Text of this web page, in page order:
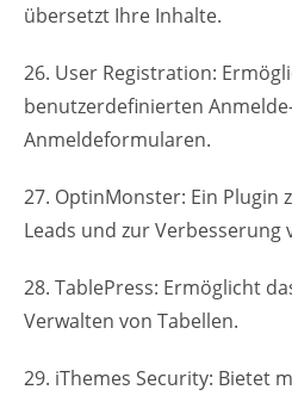
übersetzt Ihre Inhalte.
26. User Registration:
benutzerdefinierten
Anmeldeformularen.
27. OptinMonster: Ein Plugin
Leads und zur
28. TablePress: Ermöglicht
Verwalten von Tabellen.
29. iThemes Security: Bietet